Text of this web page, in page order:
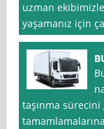
uzman
yaşamanız için
taşınma